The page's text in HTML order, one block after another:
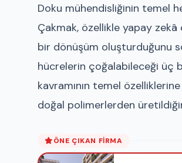
Doku mühendisliğinin temel
Çakmak, özellikle yapay
bir dönüşüm oluşturduğunu
hücrelerin çoğalabileceği üç
kavramının temel
doğal polimerlerden
ÖNE ÇIKAN FIRMA